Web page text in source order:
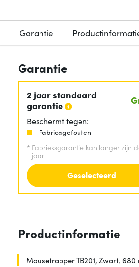
Garantie
Garantie
2 jaar standaard
garantie
Beschermt tegen:
Fabricagefouten
* Fabrieksgarantie kan langer zijn
jaar
Geselecteerd
Productinformatie
Mousetrapper TB201, Zwart,